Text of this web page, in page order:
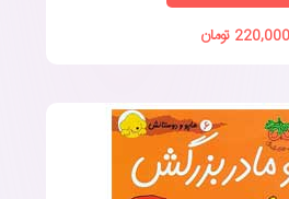
220,000 تومان